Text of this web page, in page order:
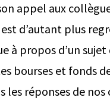
appel aux
d’autant plus
à propos d’un
bourses et fonds
les réponses de